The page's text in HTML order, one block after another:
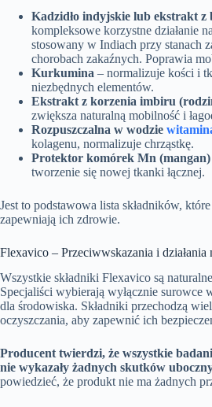
Kadzidło indyjskie lub ekstrakt z
kompleksowe korzystne działanie
stosowany w Indiach przy stanach
chorobach zakaźnych. Poprawia
Kurkumina – normalizuje kości i
niezbędnych elementów.
Ekstrakt z korzenia imbiru
zwiększa naturalną mobilność i
Rozpuszczalna w wodzie
kolagenu, normalizuje chrząstkę.
Protektor komórek Mn (mangan)
tworzenie się nowej tkanki łącznej.
Jest to podstawowa lista składników,
zapewniają ich zdrowie.
Flexavico – Przeciwwskazania i działania
Wszystkie składniki Flexavico są
Specjaliści wybierają wyłącznie surowce
dla środowiska. Składniki przechodzą
oczyszczania, aby zapewnić ich
Producent twierdzi, że wszystkie
nie wykazały żadnych skutków
powiedzieć, że produkt nie ma żadnych